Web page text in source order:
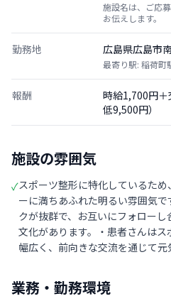
施設名は、ご応
お伝えします。
勤務地 広島県広島市
最寄り駅: 稲荷町
報酬
時給1,700円
低9,500円）
施設の雰囲気
✓スポーツ整形に特化しているた
ーに満ちあふれた明るい雰囲気
クが抜群で、お互いにフォロー
文化があります。・患者さんは
幅広く、前向きな交流を通じて元
業務・勤務環境